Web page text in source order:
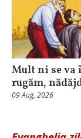
Mult ni se va
rugăm,
09 Aug, 2026